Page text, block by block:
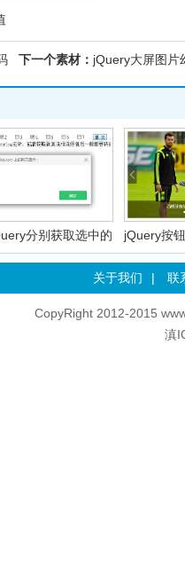
下一个素材： jQuery大屏图片
分别获取选中的 jQuery按
关于我们 | 联
CopyRight 2012-2015
滇